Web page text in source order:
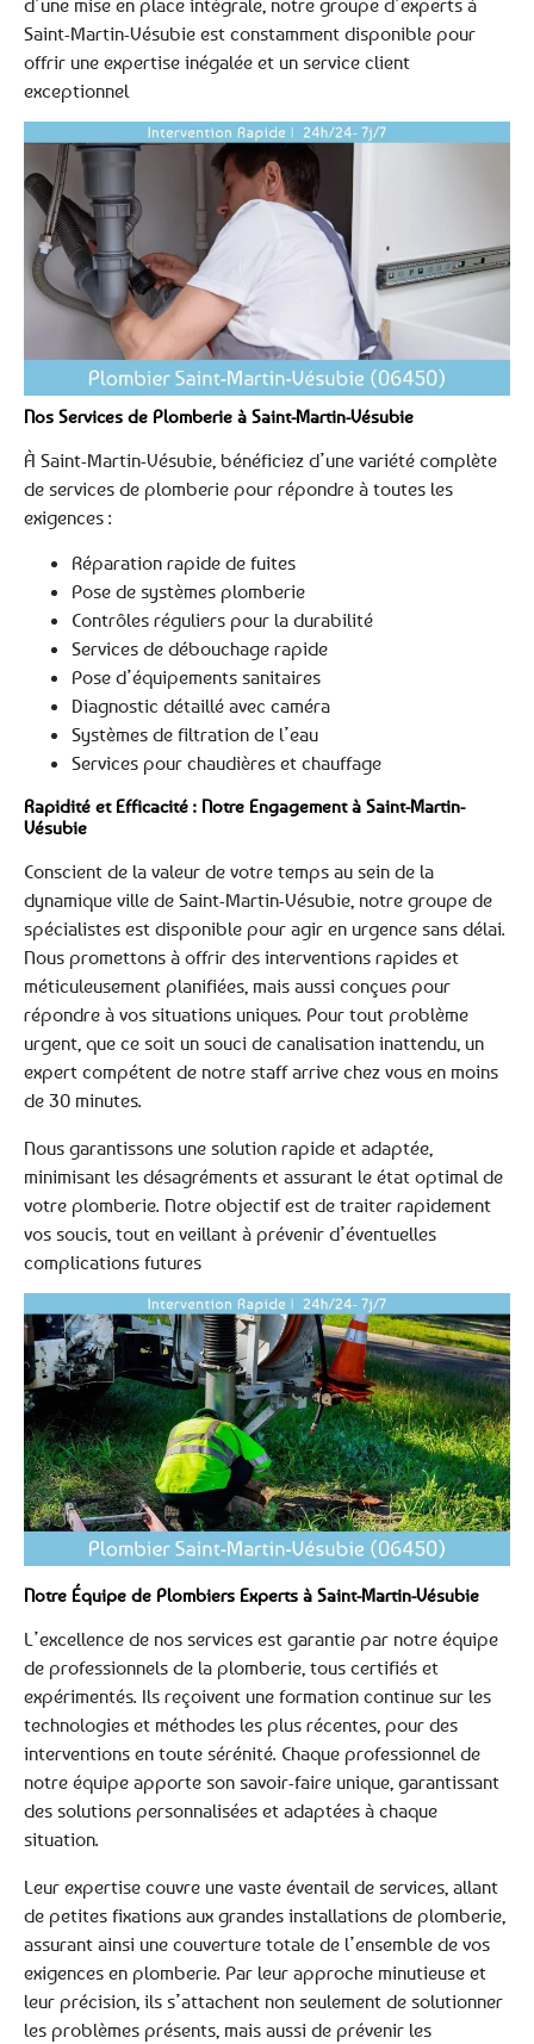
Saint-Martin-Vésubie est constamment disponible pour
offrir une expertise inégalée et un service client
exceptionnel
Nos Services de Plomberie à Saint-Martin-Vésubie
À Saint-Martin-Vésubie, bénéficiez d’une variété complète
de services de plomberie pour répondre à toutes les
exigences :
Réparation rapide de fuites
Pose de systèmes plomberie
Contrôles réguliers pour la durabilité
Services de débouchage rapide
Pose d’équipements sanitaires
Diagnostic détaillé avec caméra
Systèmes de filtration de l’eau
Services pour chaudières et chauffage
Rapidité et Efficacité : Notre Engagement à Saint-Martin-
Vésubie
Conscient de la valeur de votre temps au sein de la
dynamique ville de Saint-Martin-Vésubie, notre groupe de
spécialistes est disponible pour agir en urgence sans délai.
Nous promettons à offrir des interventions rapides et
méticuleusement planifiées, mais aussi conçues pour
répondre à vos situations uniques. Pour tout problème
urgent, que ce soit un souci de canalisation inattendu, un
expert compétent de notre staff arrive chez vous en moins
de 30 minutes.
Nous garantissons une solution rapide et adaptée,
minimisant les désagréments et assurant le état optimal de
votre plomberie. Notre objectif est de traiter rapidement
vos soucis, tout en veillant à prévenir d’éventuelles
complications futures
Notre Équipe de Plombiers Experts à Saint-Martin-Vésubie
L’excellence de nos services est garantie par notre équipe
de professionnels de la plomberie, tous certifiés et
expérimentés. Ils reçoivent une formation continue sur les
technologies et méthodes les plus récentes, pour des
interventions en toute sérénité. Chaque professionnel de
notre équipe apporte son savoir-faire unique, garantissant
des solutions personnalisées et adaptées à chaque
situation.
Leur expertise couvre une vaste éventail de services, allant
de petites fixations aux grandes installations de plomberie,
assurant ainsi une couverture totale de l’ensemble de vos
exigences en plomberie. Par leur approche minutieuse et
leur précision, ils s’attachent non seulement de solutionner
les problèmes présents, mais aussi de prévenir les